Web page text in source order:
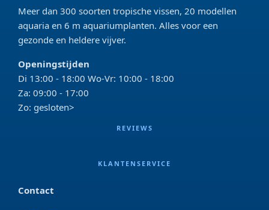
Meer dan 300 soorten tropische vissen, 20 modellen
aquaria en 6 m aquariumplanten. Alles voor een
gezonde en heldere vijver.
Openingstijden
Di 13:00 - 18:00 Wo-Vr: 10:00 - 18:00
Za: 09:00 - 17:00
Zo: gesloten>
REVIEWS
KLANTENSERVICE
Contact